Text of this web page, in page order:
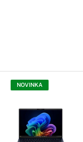
NOVINKA